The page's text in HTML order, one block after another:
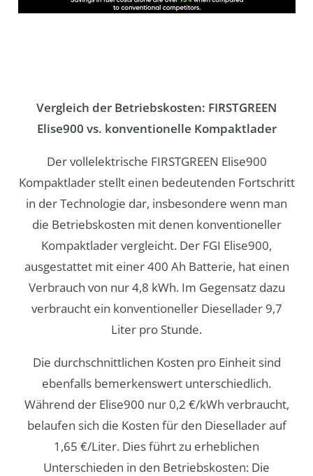
Vergleich der Betriebskosten: FIRSTGREEN
Elise900 vs. konventionelle Kompaktlader
Der vollelektrische FIRSTGREEN Elise900
Kompaktlader stellt einen bedeutenden Fortschritt
in der Technologie dar, insbesondere wenn man
die Betriebskosten mit denen konventioneller
Kompaktlader vergleicht. Der FGI Elise900,
ausgestattet mit einer 400 Ah Batterie, hat einen
Verbrauch von nur 4,8 kWh. Im Gegensatz dazu
verbraucht ein konventioneller Diesellader 9,7
Liter pro Stunde.
Die durchschnittlichen Kosten pro Einheit sind
ebenfalls bemerkenswert unterschiedlich.
Während der Elise900 nur 0,2 €/kWh verbraucht,
belaufen sich die Kosten für den Diesellader auf
1,65 €/Liter. Dies führt zu erheblichen
Unterschieden in den Betriebskosten: Die